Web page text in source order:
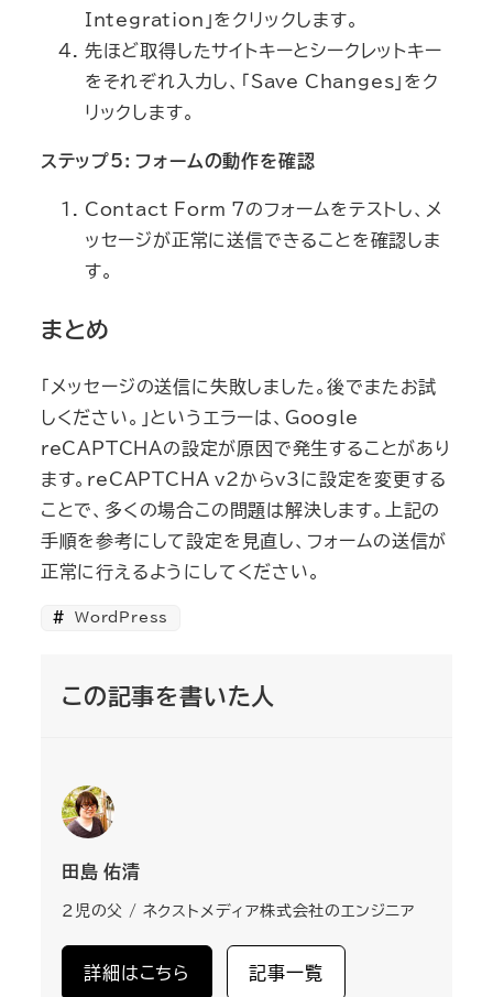
Integration」をクリックします。
先ほど取得したサイトキーとシークレットキー
をそれぞれ入力し、「Save Changes」をク
リックします。
ステップ5: フォームの動作を確認
Contact Form 7のフォームをテストし、メ
ッセージが正常に送信できることを確認しま
す。
まとめ
「メッセージの送信に失敗しました。後でまたお試
しください。」というエラーは、Google
reCAPTCHAの設定が原因で発生することがあり
ます。reCAPTCHA v2からv3に設定を変更する
ことで、多くの場合この問題は解決します。上記の
手順を参考にして設定を見直し、フォームの送信が
正常に行えるようにしてください。
WordPress
この記事を書いた人
田島 佑清
2児の父 / ネクストメディア株式会社のエンジニア
詳細はこちら 記事一覧